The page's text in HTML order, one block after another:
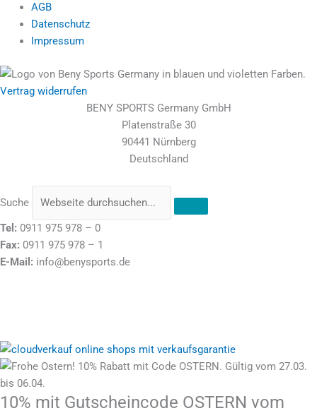
AGB
Datenschutz
Impressum
Vertrag widerrufen
BENY SPORTS Germany GmbH
Platenstraße 30
90441 Nürnberg
Deutschland
Suche
Tel: 0911 975 978 – 0
Fax: 0911 975 978 – 1
E-Mail: info@benysports.de
10% mit Gutscheincode OSTERN vom